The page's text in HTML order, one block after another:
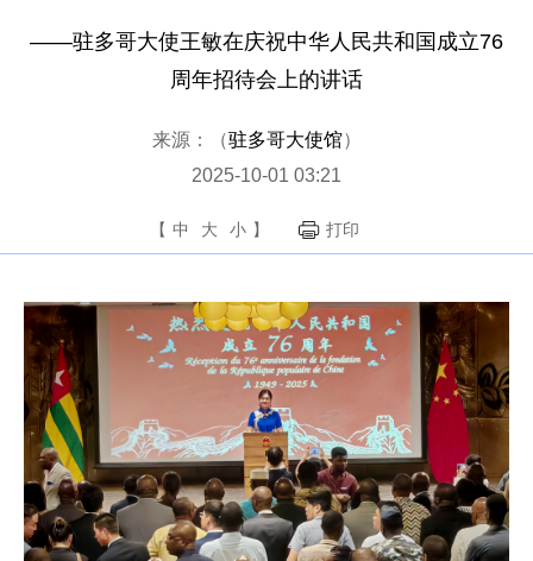
——驻多哥大使王敏在庆祝中华人民共和国成立76
周年招待会上的讲话
来源：（驻多哥大使馆）
2025-10-01 03:21
【 中 大 小 】 打印